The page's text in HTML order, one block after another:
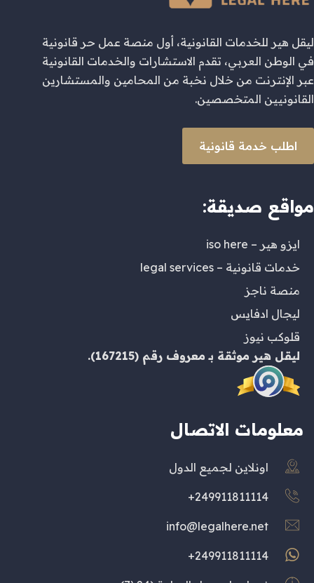
ليقل هير للخدمات القانونية، أول منصة عمل حر قانونية
في الوطن العربي، تقدم الاستشارات والخدمات القانونية
عبر الإنترنت من خلال نخبة من المحامين والمستشارين
القانونيين المتخصصين.
اطلب خدمة قانونية
مواقع صديقة:
ايزو هير – iso here
خدمات قانونية – legal services
منصة ناجز
ليجال ادفايس
قلوكب نيوز
ليقل هير موثقة بـ معروف رقم (167215).
معلومات الاتصال
اونلاين لجميع الدول
249911811114+
info@legalhere.net
249911811114+